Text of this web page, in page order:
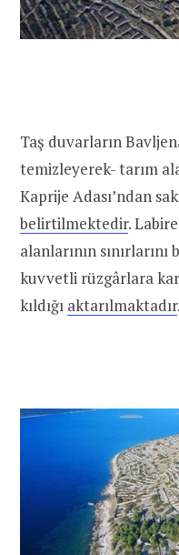
Taş duvarların
temizleyerek- tarım
Kaprije Adası’ndan
belirtilmektedir.
alanlarının
kuvvetli rüzgârlara
kıldığı aktarılmaktadır.